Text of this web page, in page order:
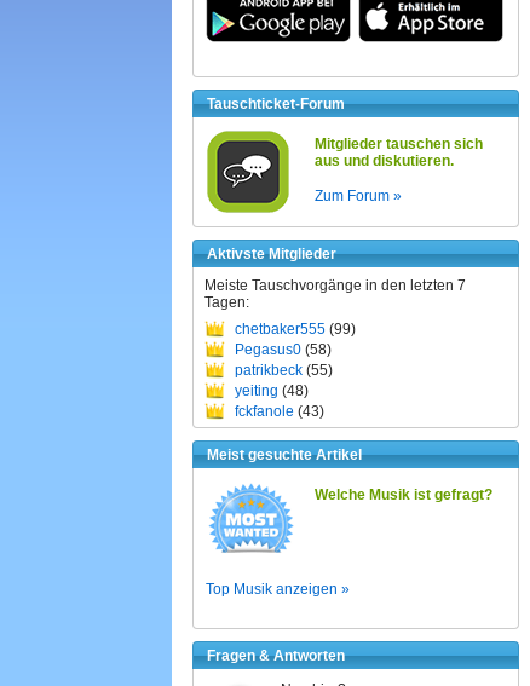
Tauschticket-Forum
Mitglieder tauschen sich
aus und diskutieren.
Zum Forum »
Aktivste Mitglieder
Meiste Tauschvorgänge in den letzten 7
Tagen:
chetbaker555 (99)
Pegasus0 (58)
patrikbeck (55)
yeiting (48)
fckfanole (43)
Meist gesuchte Artikel
Welche Musik ist gefragt?
Top Musik anzeigen »
Fragen & Antworten